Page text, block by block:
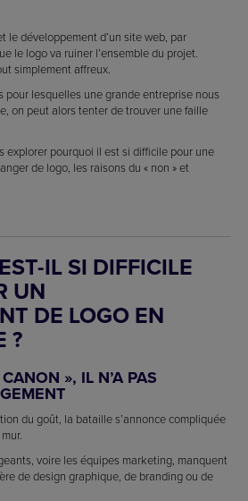
le développement d’un site web, par
le logo va ruiner l’ensemble du projet.
simplement affreux.
pour lesquelles une grande entreprise nous
on peut alors tenter de trouver une faille
explorer pourquoi il est si difficile pour une
de logo, les raisons du « non » et
IL SI DIFFICILE
UN
DE LOGO EN
?
», IL N’A PAS
du goût, la bataille s’annonce compliquée
voire les équipes marketing, manquent
de design graphique, de branding ou de